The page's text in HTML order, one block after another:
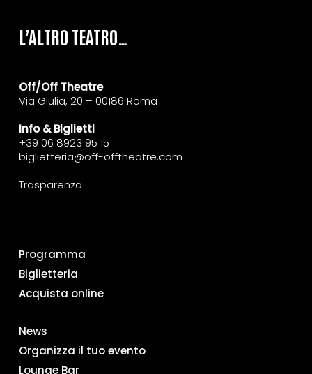
L’ALTRO TEATRO…
Off/Off Theatre
Via Giulia, 20 – 00186 Roma
Info & Biglietti
+39 06 8923 95 15
biglietteria@off-offtheatre.com
Trasparenza
Programma
Biglietteria
Acquista online
News
Organizza il tuo evento
Lounge Bar